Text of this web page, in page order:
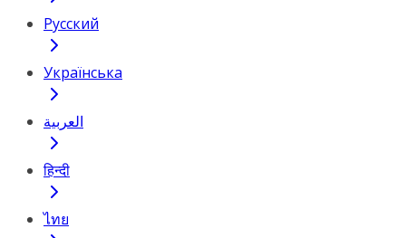
Русский
Українська
العربية
हिन्दी
ไทย